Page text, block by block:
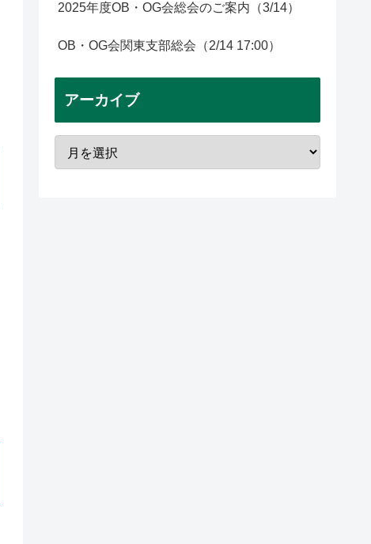
2025年度OB・OG会総会のご案内（3/14）
OB・OG会関東支部総会（2/14 17:00）
アーカイブ